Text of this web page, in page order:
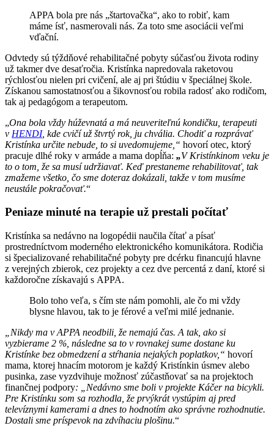
APPA bola pre nás „štartovačka“, ako to robiť, kam
máme ísť, nasmerovali nás. Za toto sme asociácii veľmi
vďační.
Odvtedy sú týždňové rehabilitačné pobyty súčasťou života rodiny
už takmer dve desaťročia. Kristínka napredovala raketovou
rýchlosťou nielen pri cvičení, ale aj pri štúdiu v špeciálnej škole.
Získanou samostatnosťou a šikovnosťou robila radosť ako rodičom,
tak aj pedagógom a terapeutom.
„Ona bola vždy húževnatá a má neuveriteľnú kondičku, terapeuti
v HENDI, kde cvičí už štvrtý rok, ju chvália. Chodiť a rozprávať
Kristínka určite nebude, to si uvedomujeme,“ hovorí otec, ktorý
pracuje dlhé roky v armáde a mama dopĺňa: „V Kristínkinom veku je
to o tom, že sa musí udržiavať. Keď prestaneme rehabilitovať, tak
zmažeme všetko, čo sme doteraz dokázali, takže v tom musíme
neustále pokračovať.“
Peniaze minuté na terapie už prestali počítať
Kristínka sa nedávno na logopédii naučila čítať a písať
prostredníctvom moderného elektronického komunikátora. Rodičia
si špecializované rehabilitačné pobyty pre dcérku financujú hlavne
z verejných zbierok, cez projekty a cez dve percentá z daní, ktoré si
každoročne získavajú s APPA.
Bolo toho veľa, s čím ste nám pomohli, ale čo mi vždy
blysne hlavou, tak to je férové a veľmi milé jednanie.
„Nikdy ma v APPA neodbili, že nemajú čas. A tak, ako si
vyzbierame 2 %, následne sa to v rovnakej sume dostane ku
Kristínke bez obmedzení a stŕhania nejakých poplatkov,“ hovorí
mama, ktorej hnacím motorom je každý Kristínkin úsmev alebo
pusinka, zase vyzdvihuje možnosť zúčastňovať sa na projektoch
finančnej podpory: „Nedávno sme boli v projekte Káčer na bicykli.
Pre Kristínku som sa rozhodla, že prvýkrát vystúpim aj pred
televíznymi kamerami a dnes to hodnotím ako správne rozhodnutie.
Dostali sme príspevok na zdvíhaciu plošinu.“